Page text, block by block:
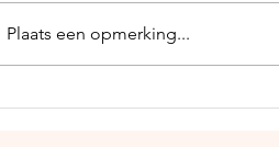
Misschien doen
Plaats een opmerking...